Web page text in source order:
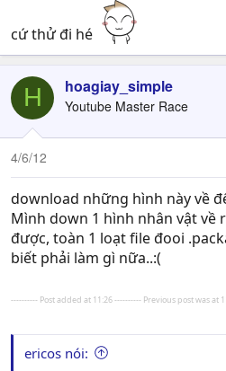
cứ thử đi hé
H hoagiay_simple
Youtube Master Race
4/6/12
download những hình này về
Mình down 1 hình nhân vật về
được, toàn 1 loạt file đooi
biết phải làm gì nữa..:(
---------- Post added at 11:26 ---------- Previous post was at
ericos nói: